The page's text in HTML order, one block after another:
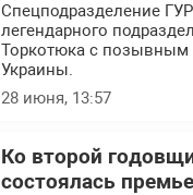
Спецподразделение
легендарного
Торкотюка с позывным
Украины.
28 июня, 13:57
Ко второй
состоялась